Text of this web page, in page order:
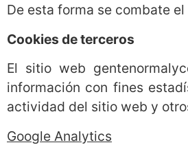
De esta forma se combate el
Cookies de terceros
El sitio web
información con fines
actividad del sitio web y
Google Analytics